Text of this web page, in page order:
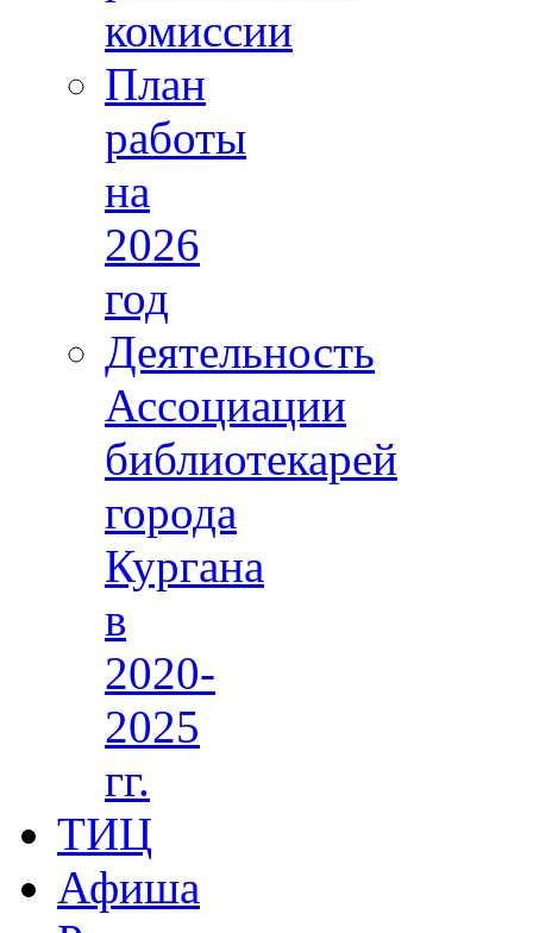
комиссии
План
работы
на
2026
год
Деятельность
Ассоциации
библиотекарей
города
Кургана
в
2020-
2025
гг.
ТИЦ
Афиша